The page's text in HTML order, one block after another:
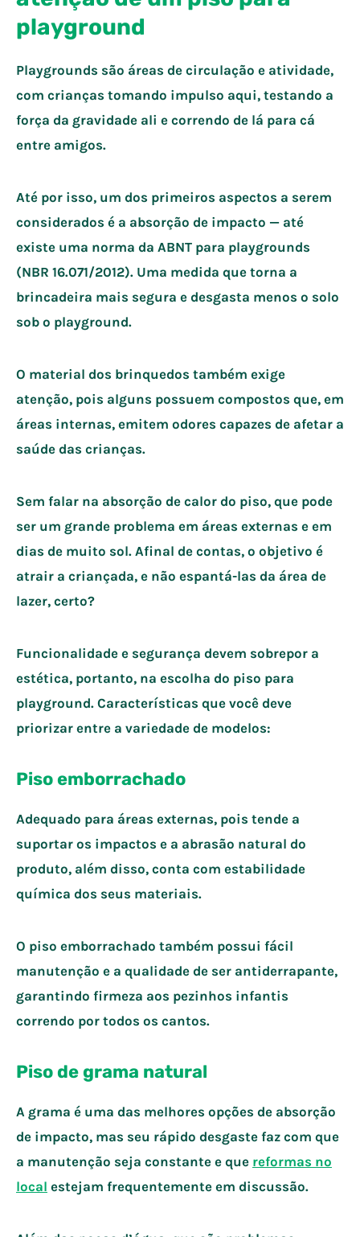
playground
Playgrounds são áreas de circulação e atividade,
com crianças tomando impulso aqui, testando a
força da gravidade ali e correndo de lá para cá
entre amigos.
Até por isso, um dos primeiros aspectos a serem
considerados é a absorção de impacto — até
existe uma norma da ABNT para playgrounds
(NBR 16.071/2012). Uma medida que torna a
brincadeira mais segura e desgasta menos o solo
sob o playground.
O material dos brinquedos também exige
atenção, pois alguns possuem compostos que, em
áreas internas, emitem odores capazes de afetar a
saúde das crianças.
Sem falar na absorção de calor do piso, que pode
ser um grande problema em áreas externas e em
dias de muito sol. Afinal de contas, o objetivo é
atrair a criançada, e não espantá-las da área de
lazer, certo?
Funcionalidade e segurança devem sobrepor a
estética, portanto, na escolha do piso para
playground. Características que você deve
priorizar entre a variedade de modelos:
Piso emborrachado
Adequado para áreas externas, pois tende a
suportar os impactos e a abrasão natural do
produto, além disso, conta com estabilidade
química dos seus materiais.
O piso emborrachado também possui fácil
manutenção e a qualidade de ser antiderrapante,
garantindo firmeza aos pezinhos infantis
correndo por todos os cantos.
Piso de grama natural
A grama é uma das melhores opções de absorção
de impacto, mas seu rápido desgaste faz com que
a manutenção seja constante e que reformas no
local estejam frequentemente em discussão.